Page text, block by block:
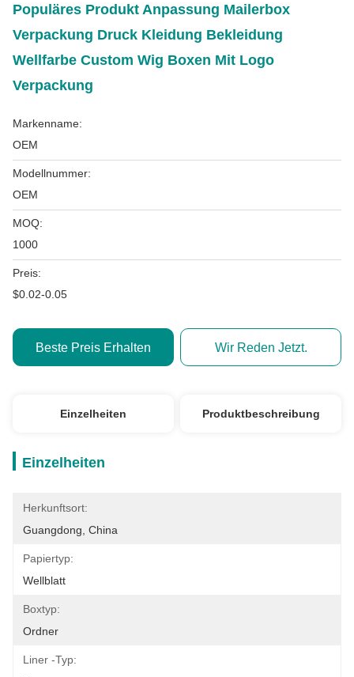
Populäres Produkt Anpassung Mailerbox
Verpackung Druck Kleidung Bekleidung
Wellfarbe Custom Wig Boxen Mit Logo
Verpackung
Markenname:
OEM
Modellnummer:
OEM
MOQ:
1000
Preis:
$0.02-0.05
Beste Preis Erhalten Wir Reden Jetzt.
Einzelheiten Produktbeschreibung
Einzelheiten
Herkunftsort:
Guangdong, China
Papiertyp:
Wellblatt
Boxtyp:
Ordner
Liner -Typ: